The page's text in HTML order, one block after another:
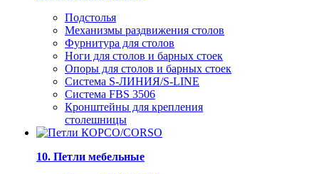
Подстолья
Механизмы раздвижения столов
Фурнитура для столов
Ноги для столов и барных стоек
Опоры для столов и барных стоек
Система S-ЛИНИЯ/S-LINE
Система FBS 3506
Кронштейны для крепления
столешницы
10. Петли мебельные